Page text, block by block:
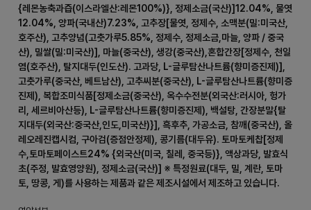
{레몬농축과즙(이스라엘산:레몬100%)}, 정제소금(국산)]12.04%, 물엿
12.04%, 양파(국내산)7.23%, 고추장[물엿, 정제수, 소맥분(밀:미국산,
호주산), 고추양념(고춧가루5.85%, 정제수, 정제소금,마늘, 양파 / 중국
산), 밀쌀(밀:미국산)], 마늘(중국산), 생강(중국산),혼합간장[정제수, 천일
염(호주산), 탈지대두(인도산). 고과당, L-글루탐산나트륨(향미증진제)],
고춧가루(중국산, 베트남산), 고추씨분(중국산), L-글루탐산나트륨(향미증
진제), 복합조미식품[정제소금(중국산), 옥수수전분(외국산:러시아, 헝가
리, 세르비아산등), L-글루탐산나트륨(향미증진제), 백설탕, 간장분말{탈
지대두(외국산:중국산,인도,미국산)}], 흑후추, 가공소금, 참깨(중국산), 올
레오레진캡시컴, 구아검(증점안정제), 콩기름(대두유). 토마토케찹[정제
수,토마토페이스트24% {외국산(미국, 칠레, 중국등)}, 액상과당, 발효식
초(주정, 발효영양원), 정제소금(국산)] ※ 특정원료(대두, 밀, 계란, 토마
토, 땅콩, 게)를 사용하는 제품과 같은 제조시설에서 제조하고 있습니다.